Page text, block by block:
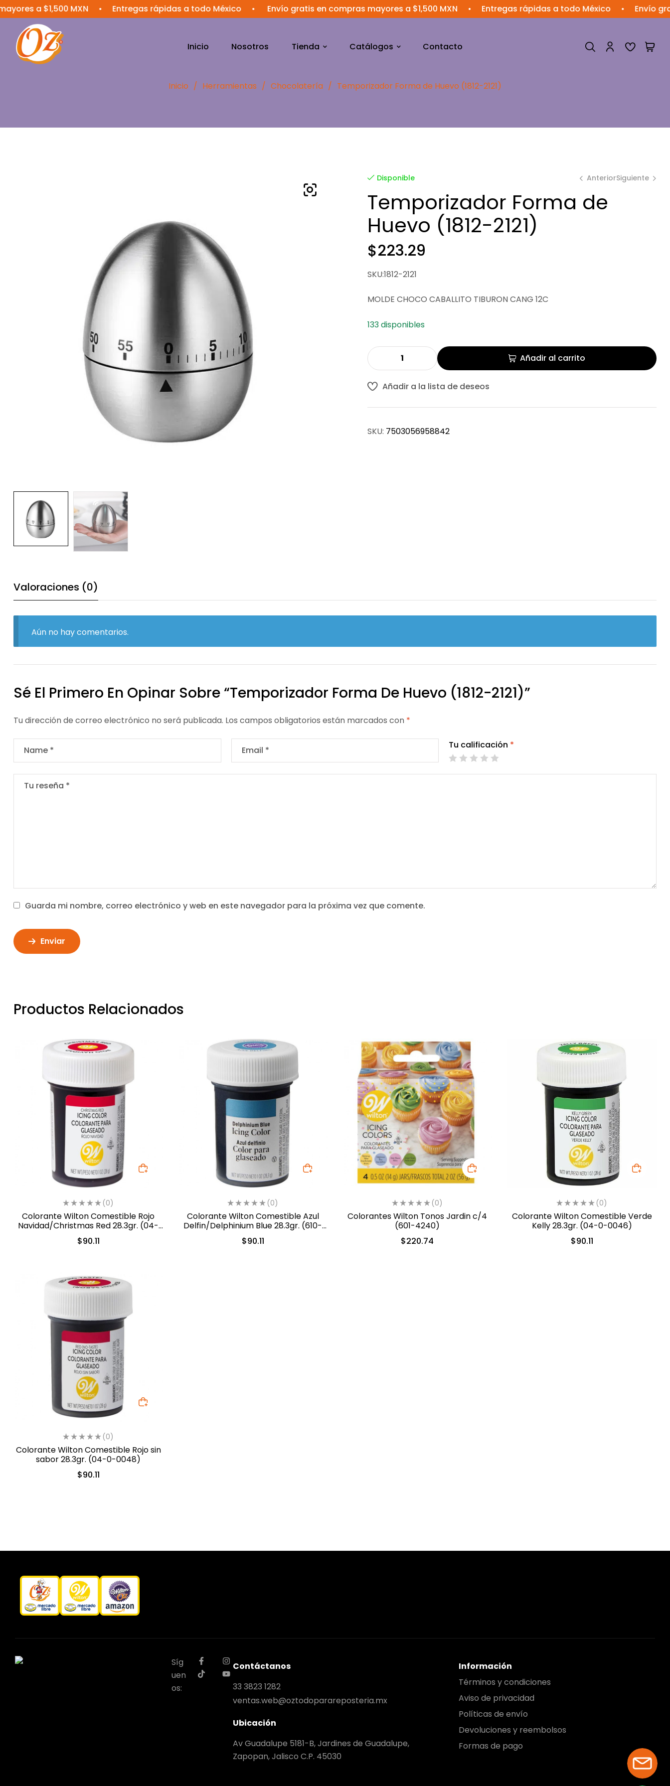
$1,500 MXN • Entregas rápidas a todo México • Envío gratis en compras mayores a $1,500 MXN • Entregas rápidas a todo México • Envío gratis en
Inicio Nosotros Tienda Catálogos Contacto
Inicio / Herramientas / Chocolatería / Temporizador Forma de Huevo (1812-2121)
Disponible AnteriorSiguiente
Temporizador Forma de
Huevo (1812-2121)
$223.29
SKU:1812-2121
MOLDE CHOCO CABALLITO TIBURON CANG 12C
133 disponibles
Añadir al carrito
Añadir a la lista de deseos
SKU: 7503056958842
Valoraciones (0)
Aún no hay comentarios.
Sé El Primero En Opinar Sobre “Temporizador Forma De Huevo (1812-2121)”
Tu dirección de correo electrónico no será publicada. Los campos obligatorios están marcados con *
Tu calificación *
Guarda mi nombre, correo electrónico y web en este navegador para la próxima vez que comente.
Enviar
Productos Relacionados
(0)
Colorante Wilton Comestible Rojo
Navidad/Christmas Red 28.3gr. (04-
0-0042)
$90.11
(0)
Colorante Wilton Comestible Azul
Delfin/Delphinium Blue 28.3gr. (610-
228)
$90.11
(0)
Colorantes Wilton Tonos Jardin c/4
(601-4240)
$220.74
(0)
Colorante Wilton Comestible Verde
Kelly 28.3gr. (04-0-0046)
$90.11
(0)
Colorante Wilton Comestible Rojo sin
sabor 28.3gr. (04-0-0048)
$90.11
Síg
uen
os:
Contáctanos
33 3823 1282
ventas.web@oztodoparareposteria.mx
Ubicación
Av Guadalupe 5181-B, Jardines de Guadalupe,
Zapopan, Jalisco C.P. 45030
Información
Términos y condiciones
Aviso de privacidad
Políticas de envío
Devoluciones y reembolsos
Formas de pago